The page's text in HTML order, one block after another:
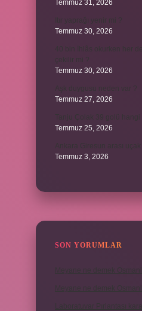
Temmuz 31, 2026
Itır yaprağı yenir mi ?
Temmuz 30, 2026
40 bin İhlâs okurken her
Temmuz 30, 2026
Temmuz 27, 2026
Temmuz 25, 2026
Temmuz 3, 2026
SON YORUMLAR